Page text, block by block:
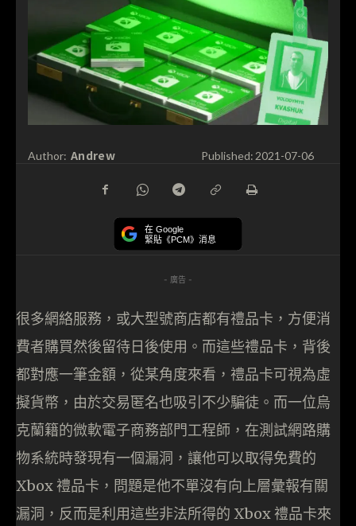
Author: Andrew Published: 2021-07-06
在 Google
緊貼《PCM》消息
- 廣告 -
很多網絡服務，或大型號商店都有禮品卡，方便消
費者購買然後留待日後使用。而這些禮品卡，背後
都對應一筆金額，從某角度來看，禮品卡可視為虛
擬貨幣，由於交易匿名也吸引不少騙徒。而一位烏
克蘭籍的微軟電子商務部門工程師，在測試網路購
物系統時發現有一個漏洞，讓他可以取得免費的
Xbox 禮品卡，問題是他不單沒有向上層彙報有關
漏洞，反而是利用這些非法所得的 Xbox 禮品卡來